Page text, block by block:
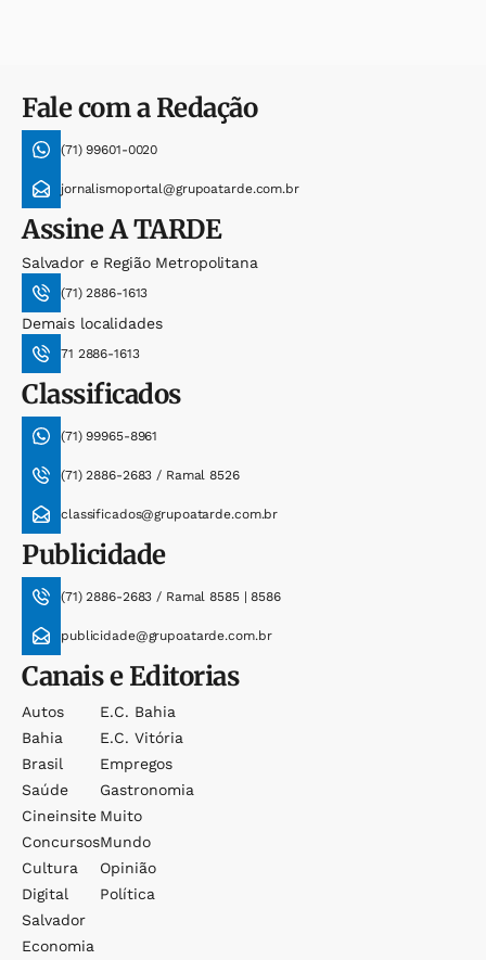
Fale com a Redação
(71) 99601-0020
jornalismoportal@grupoatarde.com.br
AssineA TARDE
Salvador e Região Metropolitana
(71) 2886-1613
Demais localidades
71 2886-1613
Classificados
(71) 99965-8961
(71) 2886-2683 / Ramal 8526
classificados@grupoatarde.com.br
Publicidade
(71) 2886-2683 / Ramal 8585 | 8586
publicidade@grupoatarde.com.br
Canais e Editorias
Autos
Bahia
Brasil
Saúde
Cineinsite
Concursos
Cultura
Digital
Salvador
Economia
E.c. Bahia
E.c. Vitória
Empregos
Gastronomia
Muito
Mundo
Opinião
Política